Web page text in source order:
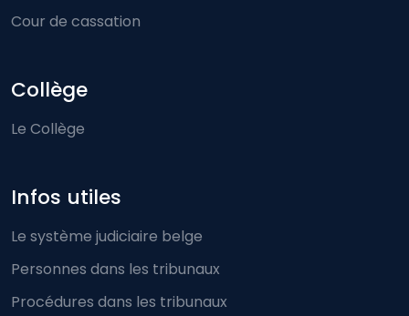
Cour de cassation
Collège
Le Collège
Infos utiles
Le système judiciaire belge
Personnes dans les tribunaux
Procédures dans les tribunaux